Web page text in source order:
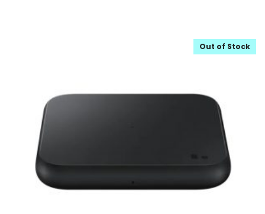
Out of Stock